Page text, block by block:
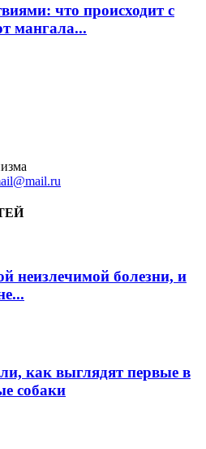
что происходит с
мангала...
неизлечимой болезни, и
как выглядят первые в
собаки